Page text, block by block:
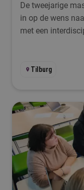
De tweejarige
in op de wens
met een
Tilburg